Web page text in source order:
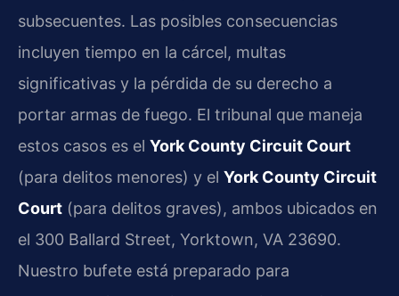
subsecuentes. Las posibles consecuencias
incluyen tiempo en la cárcel, multas
significativas y la pérdida de su derecho a
portar armas de fuego. El tribunal que maneja
estos casos es el York County Circuit Court
(para delitos menores) y el York County Circuit
Court (para delitos graves), ambos ubicados en
el 300 Ballard Street, Yorktown, VA 23690.
Nuestro bufete está preparado para